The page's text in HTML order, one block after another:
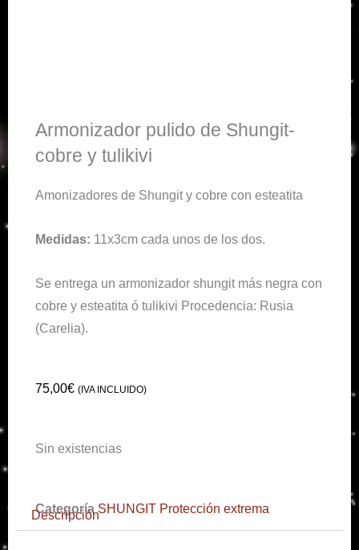
Armonizador pulido de Shungit-
cobre y tulikivi
Amonizadores de Shungit y cobre con esteatita
Medidas: 11x3cm cada unos de los dos.
Se entrega un armonizador shungit más negra con
cobre y esteatita ó tulikivi Procedencia: Rusia
(Carelia).
75,00€ (IVA INCLUIDO)
Sin existencias
Categoría SHUNGIT Protección extrema
Descripción